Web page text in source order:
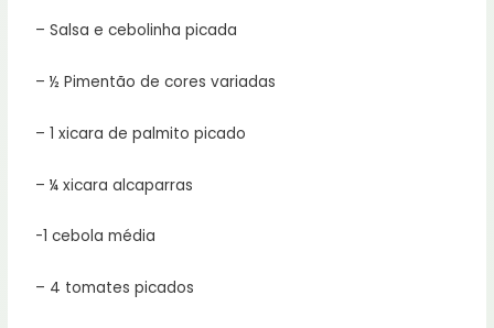
– Salsa e cebolinha picada
– ½ Pimentão de cores variadas
– 1 xicara de palmito picado
– ¼ xicara alcaparras
-1 cebola média
– 4 tomates picados